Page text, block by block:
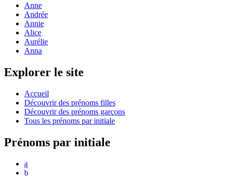
Anne
Andrée
Annie
Alice
Aurélie
Anna
Explorer le site
Accueil
Découvrir des prénoms filles
Découvrir des prénoms garçons
Tous les prénoms par initiale
Prénoms par initiale
a
b